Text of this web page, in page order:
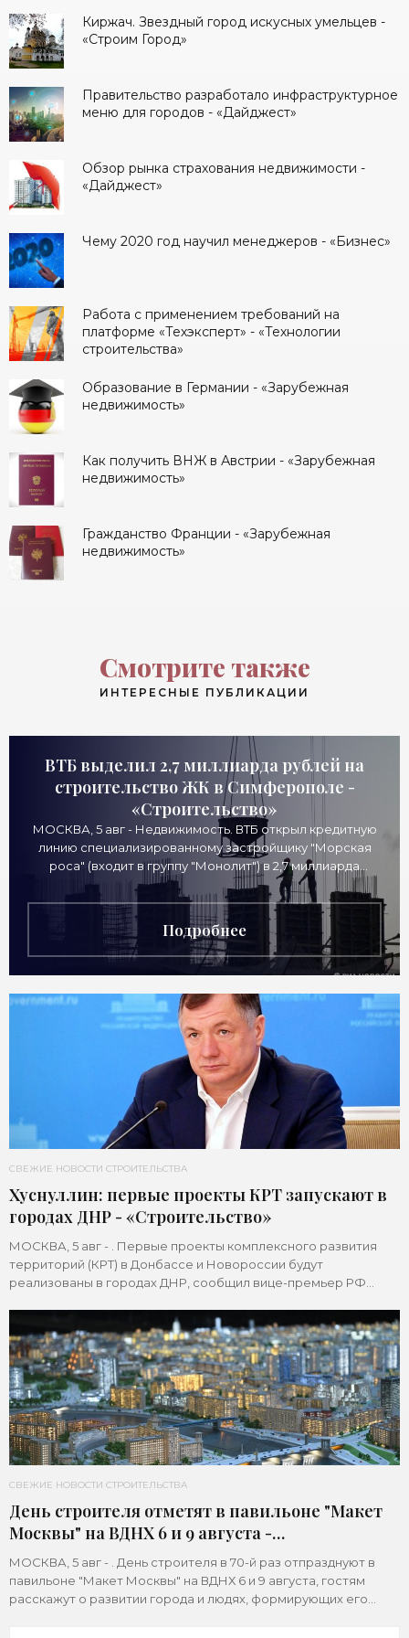
Киржач. Звездный город искусных умельцев -
«Строим Город»
Правительство разработало инфраструктурное
меню для городов - «Дайджест»
Обзор рынка страхования недвижимости -
«Дайджест»
Чему 2020 год научил менеджеров - «Бизнес»
Работа с применением требований на
платформе «Техэксперт» - «Технологии
строительства»
Образование в Германии - «Зарубежная
недвижимость»
Как получить ВНЖ в Австрии - «Зарубежная
недвижимость»
Гражданство Франции - «Зарубежная
недвижимость»
Смотрите также
ИНТЕРЕСНЫЕ ПУБЛИКАЦИИ
ВТБ выделил 2,7 миллиарда рублей на
строительство ЖК в Симферополе -
«Строительство»
МОСКВА, 5 авг - Недвижимость. ВТБ открыл кредитную
линию специализированному застройщику "Морская
роса" (входит в группу "Монолит") в 2,7 миллиарда
рублей для
Подробнее
СВЕЖИЕ НОВОСТИ СТРОИТЕЛЬСТВА
Хуснуллин: первые проекты КРТ запускают в
городах ДНР - «Строительство»
МОСКВА, 5 авг - . Первые проекты комплексного развития
территорий (КРТ) в Донбассе и Новороссии будут
реализованы в городах ДНР, сообщил вице-премьер РФ
СВЕЖИЕ НОВОСТИ СТРОИТЕЛЬСТВА
День строителя отметят в павильоне "Макет
Москвы" на ВДНХ 6 и 9 августа -
«Строительство»
МОСКВА, 5 авг - . День строителя в 70-й раз отпразднуют в
павильоне "Макет Москвы" на ВДНХ 6 и 9 августа, гостям
расскажут о развитии города и людях, формирующих его